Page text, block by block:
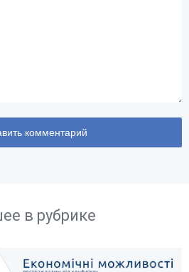
в рубрике